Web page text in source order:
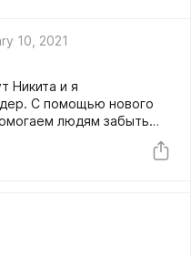
10, 2021
Никита и я
С помощью нового
людям забыть